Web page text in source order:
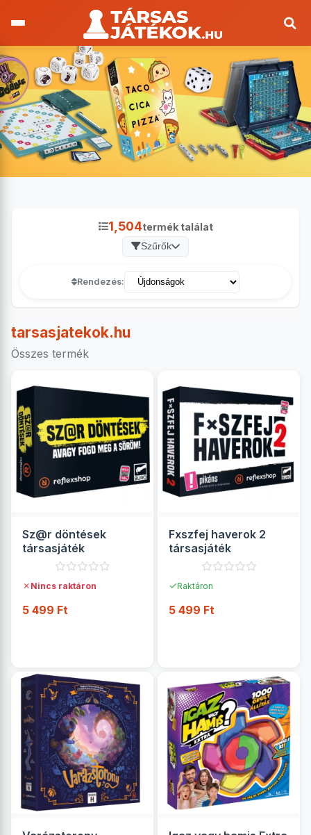
1,504termék találat
Szűrők
Rendezés:
tarsasjatekok.hu
Összes termék
Sz@r döntések
társasjáték
✗ Nincs raktáron
5 499 Ft
Fxszfej haverok 2
társasjáték
✓Raktáron
5 499 Ft